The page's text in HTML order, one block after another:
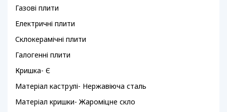
Газові плити
Електричні плити
Склокерамічні плити
Галогенні плити
Кришка- Є
Матеріал каструлі- Нержавіюча сталь
Матеріал кришки- Жароміцне скло